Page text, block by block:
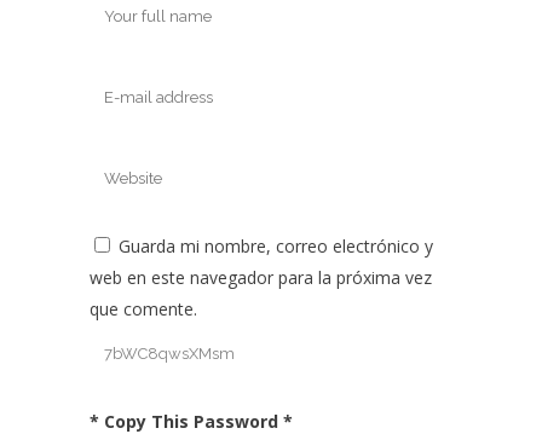
Guarda mi nombre, correo electrónico y
web en este navegador para la próxima vez
que comente.
* Copy This Password *